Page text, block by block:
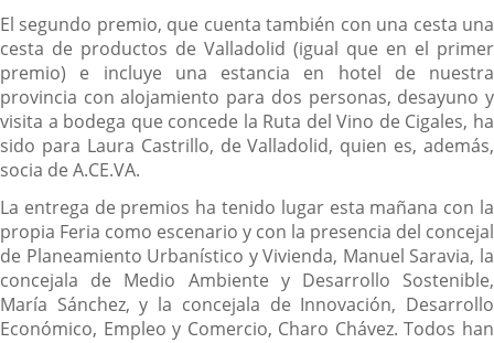
El segundo premio, que cuenta también con una cesta una
cesta de productos de Valladolid (igual que en el primer
premio) e incluye una estancia en hotel de nuestra
provincia con alojamiento para dos personas, desayuno y
visita a bodega que concede la Ruta del Vino de Cigales, ha
sido para Laura Castrillo, de Valladolid, quien es, además,
socia de A.CE.VA.
La entrega de premios ha tenido lugar esta mañana con la
propia Feria como escenario y con la presencia del concejal
de Planeamiento Urbanístico y Vivienda, Manuel Saravia, la
concejala de Medio Ambiente y Desarrollo Sostenible,
María Sánchez, y la concejala de Innovación, Desarrollo
Económico, Empleo y Comercio, Charo Chávez. Todos han